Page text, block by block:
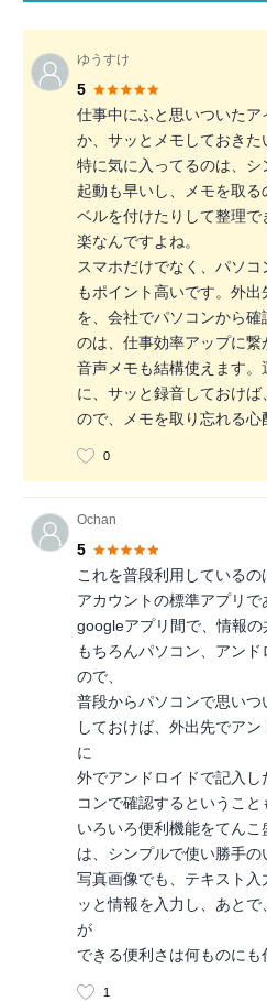
ゆうすけ
5
仕事中にふと思いついたア
か、サッとメモしておきた
特に気に入ってるのは、シ
起動も早いし、メモを取
ベルを付けたりして整理
楽なんですよね。
スマホだけでなく、パソ
もポイント高いです。外
を、会社でパソコンから
のは、仕事効率アップに繋
音声メモも結構使えます
に、サッと録音しておけ
ので、メモを取り忘れる心
0
Ochan
5
これを普段利用している
アカウントの標準アプリで
googleアプリ間で、情報の
もちろんパソコン、アン
ので、
普段からパソコンで思い
しておけば、外出先でア
に
外でアンドロイドで記入
コンで確認するということ
いろいろ便利機能をてん
は、シンプルで使い勝手の
写真画像でも、テキスト
ッと情報を入力し、あと
が
できる便利さは何ものにも
1